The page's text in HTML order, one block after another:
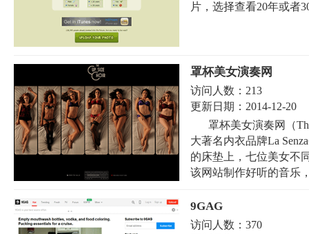
片，选择查看20年或者
罩杯美女演奏网
访问人数： 213
更新日期： 2014-12-20
罩杯美女演奏网（
大著名内衣品牌La
的床垫上，七位美女不
该网站制作好听的音乐
9GAG
访问人数： 370